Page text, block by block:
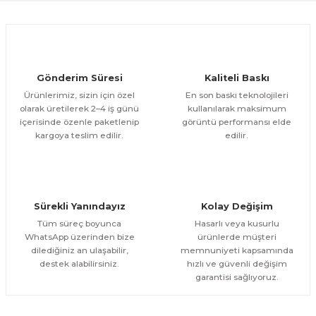
Eskitme Detaylı Mavi Ekru Çiçek 3 Parça Pleksi Aynalı Tablo
1.000,00 TL
800,00 TL
ÜRÜNÜ İNCELE
%13
800,00 TL %13
Evinemoda
Gönderim Süresi
Ürünlerimiz, sizin için özel
olarak üretilerek 2–4 iş günü
içerisinde özenle paketlenip
kargoya teslim edilir.
Kaliteli Baskı
En son baskı teknolojileri
kullanılarak maksimum
görüntü performansı elde
edilir.
Sürekli Yanındayız
Tüm süreç boyunca
WhatsApp üzerinden bize
dilediğiniz an ulaşabilir,
destek alabilirsiniz.
Kolay Değişim
Hasarlı veya kusurlu
ürünlerde müşteri
memnuniyeti kapsamında
hızlı ve güvenli değişim
garantisi sağlıyoruz.